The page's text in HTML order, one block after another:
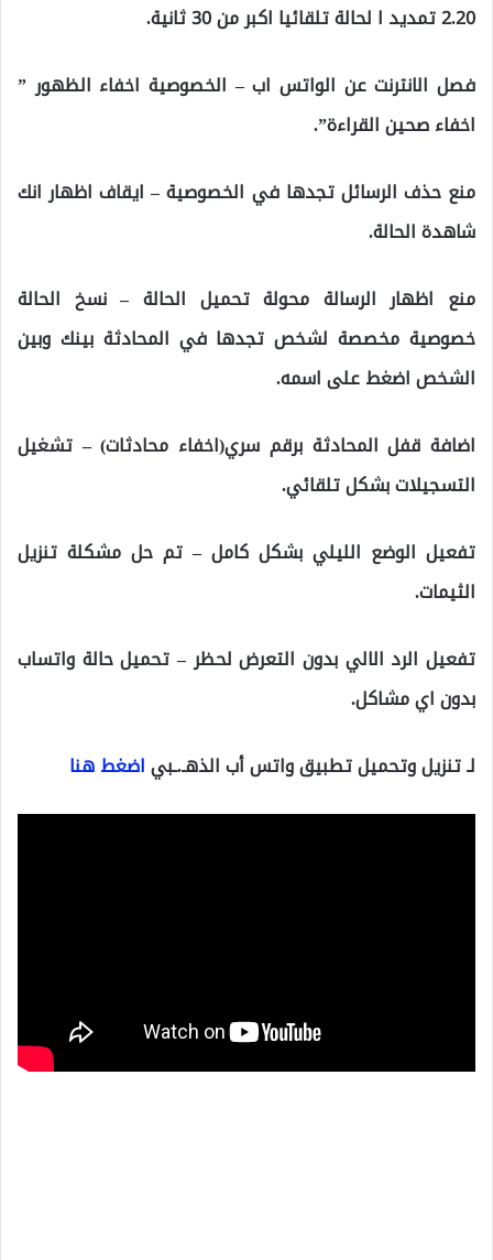
2.20 تمديد ا لحالة تلقائيا اكبر من 30 ثانية.
فصل الانترنت عن الواتس اب – الخصوصية اخفاء الظهور ”
اخفاء صحين القراءة”.
منع حذف الرسائل تجدها في الخصوصية – ايقاف اظهار انك
شاهدة الحالة.
منع اظهار الرسالة محولة تحميل الحالة – نسخ الحالة
خصوصية مخصصة لشخص تجدها في المحادثة بينك وبين
الشخص اضغط على اسمه.
اضافة قفل المحادثة برقم سري(اخفاء محادثات) – تشغيل
التسجيلات بشكل تلقائي.
تفعيل الوضع الليلي بشكل كامل – تم حل مشكلة تنزيل
الثيمات.
تفعيل الرد الالي بدون التعرض لحظر – تحميل حالة واتساب
بدون اي مشاكل.
لـ تنزيل وتحميل تطبيق واتس أب الذهـ.ـبياضغط هنا